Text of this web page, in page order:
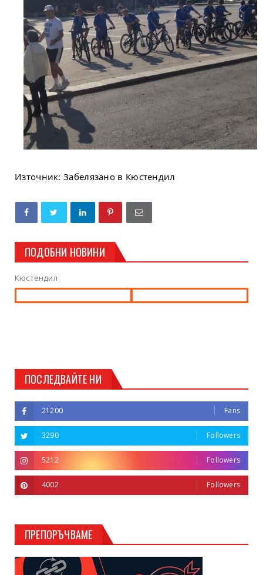
Източник: Забелязано в Кюстендил
ПОДОБНИ НОВИНИ
Кюстендил
ПОСЛЕДВАЙТЕ НИ
21200 Fans
3290 Followers
5212 Followers
4002 Followers
ПРЕПОРЪЧВАМЕ